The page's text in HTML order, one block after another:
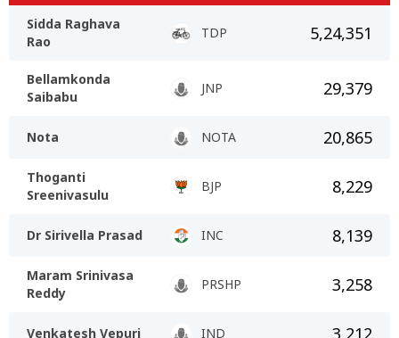
Sidda Raghava
Rao
TDP 5,24,351
Bellamkonda
Saibabu
JNP 29,379
Nota NOTA 20,865
Thoganti
Sreenivasulu
BJP 8,229
Dr Sirivella Prasad INC 8,139
Maram Srinivasa
Reddy
PRSHP 3,258
Venkatesh Vepuri IND 3,212